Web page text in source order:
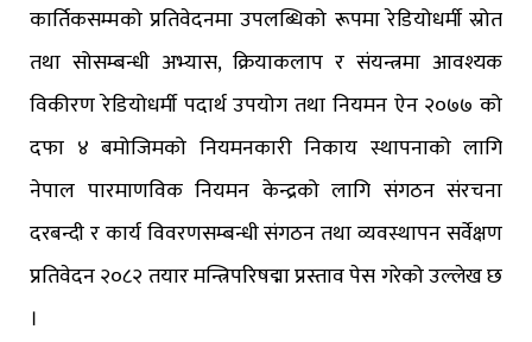
कार्तिकसम्मको प्रतिवेदनमा उपलब्धिको रूपमा रेडियोधर्मी स्रोत
तथा सोसम्बन्धी अभ्यास, क्रियाकलाप र संयन्त्रमा आवश्यक
विकीरण रेडियोधर्मी पदार्थ उपयोग तथा नियमन ऐन २०७७ को
दफा ४ बमोजिमको नियमनकारी निकाय स्थापनाको लागि
नेपाल पारमाणविक नियमन केन्द्रको लागि संगठन संरचना
दरबन्दी र कार्य विवरणसम्बन्धी संगठन तथा व्यवस्थापन सर्वेक्षण
प्रतिवेदन २०८२ तयार मन्त्रिपरिषद्मा प्रस्ताव पेस गरेको उल्लेख छ
।